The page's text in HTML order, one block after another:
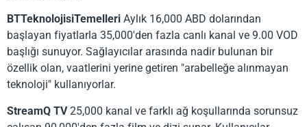
BTTeknolojisiTemelleri Aylık 16,000 ABD dolarından
başlayan fiyatlarla 35,000'den fazla canlı kanal ve 9.00 VOD
başlığı sunuyor. Sağlayıcılar arasında nadir bulunan bir
özellik olan, vaatlerini yerine getiren "arabelleğe alınmayan
teknoloji" kullanıyorlar.
StreamQ TV25,000 kanal ve farklı ağ koşullarında sorunsuz